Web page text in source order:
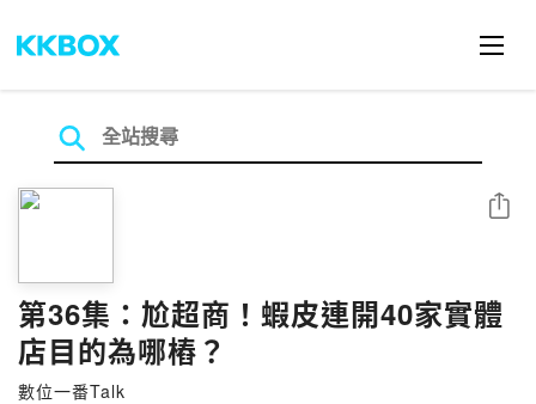
第36集：尬超商！蝦皮連開40家實體
店目的為哪樁？
數位一番Talk
分享